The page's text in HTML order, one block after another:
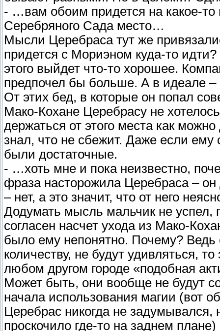
- …вам обоим придется на какое-то
Серебряного Сада место…
Мысли Церебраса тут же
придется с Мориэном куда-то
этого выйдет что-то хорошее.
предпочел бы больше. А в идеале
От этих бед, в которые он попал
Мако-Кохане Церебрасу не
держаться от этого места как
знал, что не сбежит. Даже если ему
были достаточные.
- …хоть мне и пока неизвестно,
фраза насторожила Церебраса –
– нет, а это значит, что от него
Додумать мысль мальчик не
согласен насчет ухода из Мако-
было ему непонятно. Почему?
количеству, не будут удивляться,
любом другом городе «подобная
Может быть, они вообще не будут
начала использования магии (вот
Церебрас никогда не задумывался,
проскочило где-то на заднем